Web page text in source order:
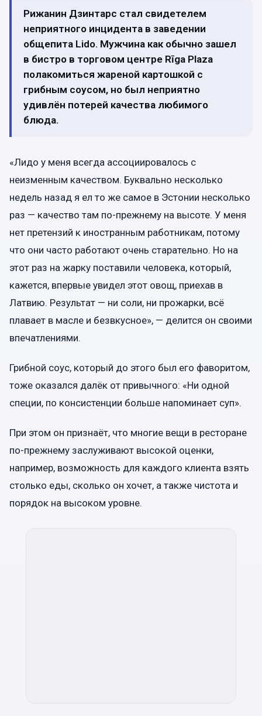
Рижанин Дзинтарс стал свидетелем
неприятного инцидента в заведении
общепита Lido. Мужчина как обычно зашел
в бистро в торговом центре Rīga Plaza
полакомиться жареной картошкой с
грибным соусом, но был неприятно
удивлён потерей качества любимого
блюда.
«Лидо у меня всегда ассоциировалось с
неизменным качеством. Буквально несколько
недель назад я ел то же самое в Эстонии несколько
раз — качество там по-прежнему на высоте. У меня
нет претензий к иностранным работникам, потому
что они часто работают очень старательно. Но на
этот раз на жарку поставили человека, который,
кажется, впервые увидел этот овощ, приехав в
Латвию. Результат — ни соли, ни прожарки, всё
плавает в масле и безвкусное», — делится он своими
впечатлениями.
Грибной соус, который до этого был его фаворитом,
тоже оказался далёк от привычного: «Ни одной
специи, по консистенции больше напоминает суп».
При этом он признаёт, что многие вещи в ресторане
по-прежнему заслуживают высокой оценки,
например, возможность для каждого клиента взять
столько еды, сколько он хочет, а также чистота и
порядок на высоком уровне.